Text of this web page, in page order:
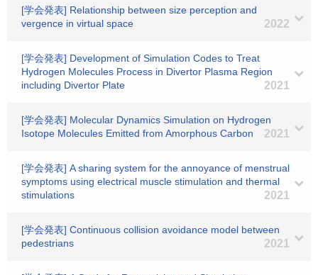
[学会発表] Relationship between size perception and
vergence in virtual space
2022
[学会発表] Development of Simulation Codes to Treat
Hydrogen Molecules Process in Divertor Plasma Region
including Divertor Plate
2021
[学会発表] Molecular Dynamics Simulation on Hydrogen
Isotope Molecules Emitted from Amorphous Carbon
2021
[学会発表] A sharing system for the annoyance of menstrual
symptoms using electrical muscle stimulation and thermal
stimulations
2021
[学会発表] Continuous collision avoidance model between
pedestrians
2021